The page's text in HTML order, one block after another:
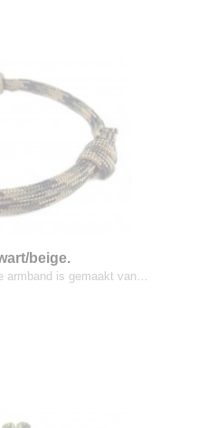
beige.
armband is gemaakt van…